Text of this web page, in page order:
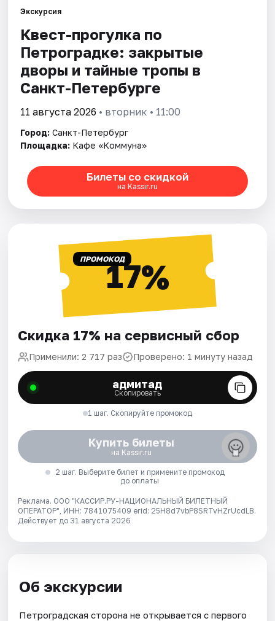
Города
Площадки
Артисты
Рейтинги
Экскурсия
Квест-прогулка по
Петроградке: закрытые
дворы и тайные тропы в
Санкт-Петербурге
11 августа 2026 • вторник • 11:00
Город: Санкт-Петербург
Площадка: Кафе «Коммуна»
Билеты со скидкой
на Kassir.ru
ПРОМОКОД17%
Скидка 17% на сервисный сбор
Применили: 2 717 раз Проверено: 1 минуту назад
адмитад
Скопировать
1 шаг. Скопируйте промокод
Купить билеты
на Kassir.ru
2 шаг. Выберите билет и примените промокод
до оплаты
Реклама. ООО "КАССИР.РУ-НАЦИОНАЛЬНЫЙ БИЛЕТНЫЙ
ОПЕРАТОР", ИНН: 7841075409 erid: 25H8d7vbP8SRTvHZrUcdLB.
Действует до 31 августа 2026
Об экскурсии
Петроградская сторона не открывается с первого